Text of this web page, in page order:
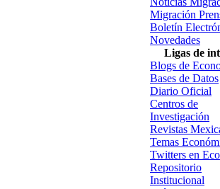
Migración
Boletín
Novedades
Ligas de
Blogs de
Bases de Datos
Diario Oficial
Centros de
Investigación
Revistas
Temas
Twitters en
Repositorio
Institucional